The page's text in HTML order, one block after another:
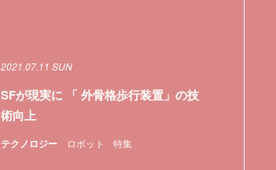
テクノロジー ロボット 特集
2021.07.11 SUN
SFが現実に 「 外骨格歩行装置」の技
術向上